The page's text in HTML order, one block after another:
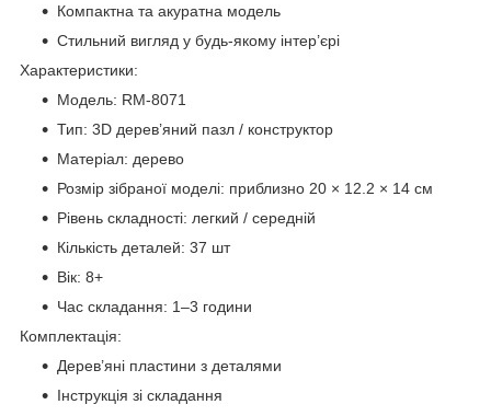
Компактна та акуратна модель
Стильний вигляд у будь-якому інтер’єрі
Характеристики:
Модель: RM-8071
Тип: 3D дерев’яний пазл / конструктор
Матеріал: дерево
Розмір зібраної моделі: приблизно 20 × 12.2 × 14 см
Рівень складності: легкий / середній
Кількість деталей: 37 шт
Вік: 8+
Час складання: 1–3 години
Комплектація:
Дерев’яні пластини з деталями
Інструкція зі складання